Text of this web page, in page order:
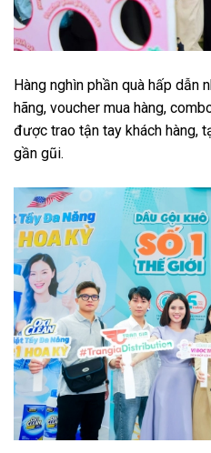
Hàng nghìn phần quà hấp dẫn
hãng, voucher mua hàng,
được trao tận tay khách hàng,
gần gũi.